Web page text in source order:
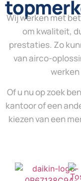
Wij werken met
om kwaliteit,
prestaties. Zo
van airco-
Of u nu op zoek
kantoor of een
kiezen van een